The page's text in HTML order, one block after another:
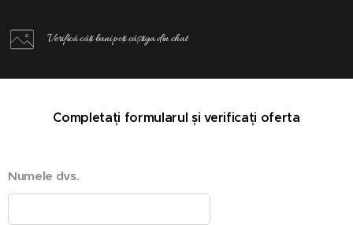
Verifică câți bani poți câștiga din chat
Completați formularul și verificați oferta
Numele dvs.